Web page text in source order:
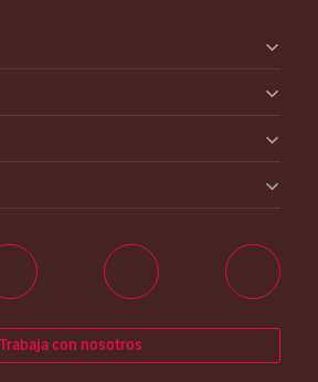
Trabaja con nosotros